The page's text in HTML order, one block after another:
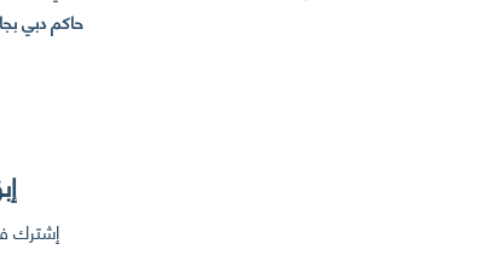
حاكم دبي بجائزة رواد
إشترك